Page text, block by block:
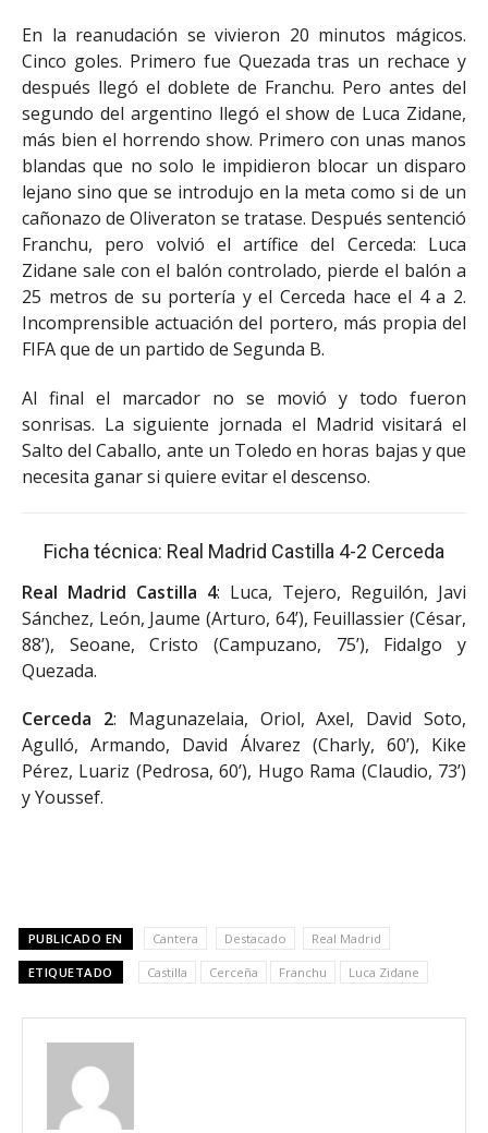
En la reanudación se vivieron 20 minutos mágicos.
Cinco goles. Primero fue Quezada tras un rechace y
después llegó el doblete de Franchu. Pero antes del
segundo del argentino llegó el show de Luca Zidane,
más bien el horrendo show. Primero con unas manos
blandas que no solo le impidieron blocar un disparo
lejano sino que se introdujo en la meta como si de un
cañonazo de Oliveraton se tratase. Después sentenció
Franchu, pero volvió el artífice del Cerceda: Luca
Zidane sale con el balón controlado, pierde el balón a
25 metros de su portería y el Cerceda hace el 4 a 2.
Incomprensible actuación del portero, más propia del
FIFA que de un partido de Segunda B.
Al final el marcador no se movió y todo fueron
sonrisas. La siguiente jornada el Madrid visitará el
Salto del Caballo, ante un Toledo en horas bajas y que
necesita ganar si quiere evitar el descenso.
Ficha técnica: Real Madrid Castilla 4-2 Cerceda
Real Madrid Castilla 4: Luca, Tejero, Reguilón, Javi
Sánchez, León, Jaume (Arturo, 64’), Feuillassier (César,
88’), Seoane, Cristo (Campuzano, 75’), Fidalgo y
Quezada.
Cerceda 2: Magunazelaia, Oriol, Axel, David Soto,
Agulló, Armando, David Álvarez (Charly, 60’), Kike
Pérez, Luariz (Pedrosa, 60’), Hugo Rama (Claudio, 73’)
y Youssef.
PUBLICADO EN Cantera Destacado Real Madrid
ETIQUETADO Castilla Cerceña Franchu Luca Zidane